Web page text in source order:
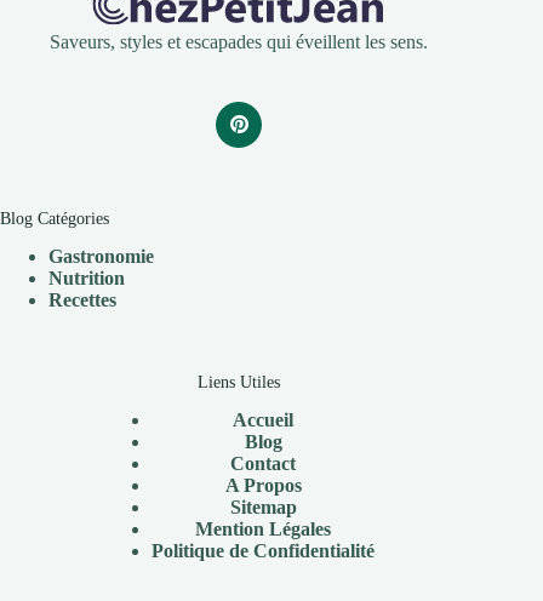
Saveurs, styles et escapades qui éveillent les sens.
Blog Catégories
Gastronomie
Nutrition
Recettes
Liens Utiles
Accueil
Blog
Contact
A Propos
Sitemap
Mention Légales
Politique de Confidentialité